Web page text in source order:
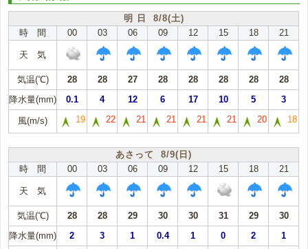
明 日 8/8(土)
時 間
00 03 06 09 12 15 18 21
天 気
気温(℃) 28 28 27 28 28 28 28
28
降水量(mm)
0.1 4 12 6 17 10 5 3
風(m/s) 19 22 21 21 21 21 20 18
あさって 8/9(日)
時 間
00 03 06 09 12 15 18 21
天 気
気温(℃) 28 28 29 30 30 31 29
30
降水量(mm)
2 3 1 0.4 1 0 2 1